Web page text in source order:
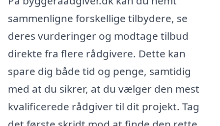
sammenligne forskellige tilbydere, se
deres vurderinger og modtage tilbud
direkte fra flere rådgivere. Dette kan
spare dig både tid og penge, samtidig
med at du sikrer, at du vælger den mest
kvalificerede rådgiver til dit projekt. Tag